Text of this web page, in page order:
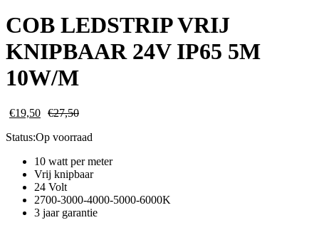
COB LEDSTRIP VRIJ
KNIPBAAR 24V IP65 5M
10W/M
€19,50 €27,50
Status:Op voorraad
10 watt per meter
Vrij knipbaar
24 Volt
2700-3000-4000-5000-6000K
3 jaar garantie